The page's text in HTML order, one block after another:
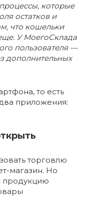
которые
остатков и
что кошельки
У МоегоСклада
пользователя —
дополнительных
то есть
приложения:
торговлю
магазин. Но
продукцию